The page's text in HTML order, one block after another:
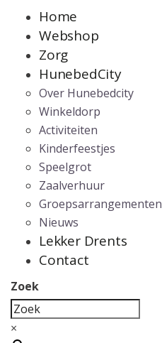
Home
Webshop
Zorg
HunebedCity
Over Hunebedcity
Winkeldorp
Activiteiten
Kinderfeestjes
Speelgrot
Zaalverhuur
Groepsarrangementen
Nieuws
Lekker Drents
Contact
Zoek
×